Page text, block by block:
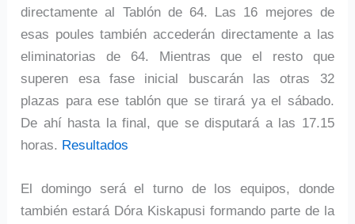
directamente al Tablón de 64. Las 16 mejores de
esas poules también accederán directamente a las
eliminatorias de 64. Mientras que el resto que
superen esa fase inicial buscarán las otras 32
plazas para ese tablón que se tirará ya el sábado.
De ahí hasta la final, que se disputará a las 17.15
horas. Resultados
El domingo será el turno de los equipos, donde
también estará Dóra Kiskapusi formando parte de la